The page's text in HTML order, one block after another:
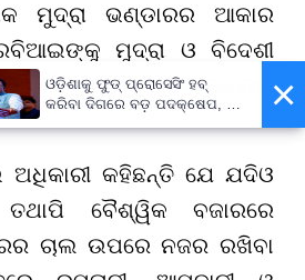
ମୁଦ୍ରା ଭଣ୍ଡାରର ଆକାର
ମୁଦ୍ରା ଓ ବିଦେଶୀ
ମୁକାବିଲାରେ ସହାୟତା
କହିଛନ୍ତି ଯେ ଯଦିଓ
ବୈଶ୍ୱିକ ବଜାରରେ
ଚାଲ ଉପରେ ନଜର ରଖିବା
×
ଓଡ଼ିଶାକୁ ଫୁଡ୍ ପ୍ରୋସେସିଂ ହବ୍
କରିବା ଦିଗରେ ବଡ଼ ପଦକ୍ଷେପ, ୪୨